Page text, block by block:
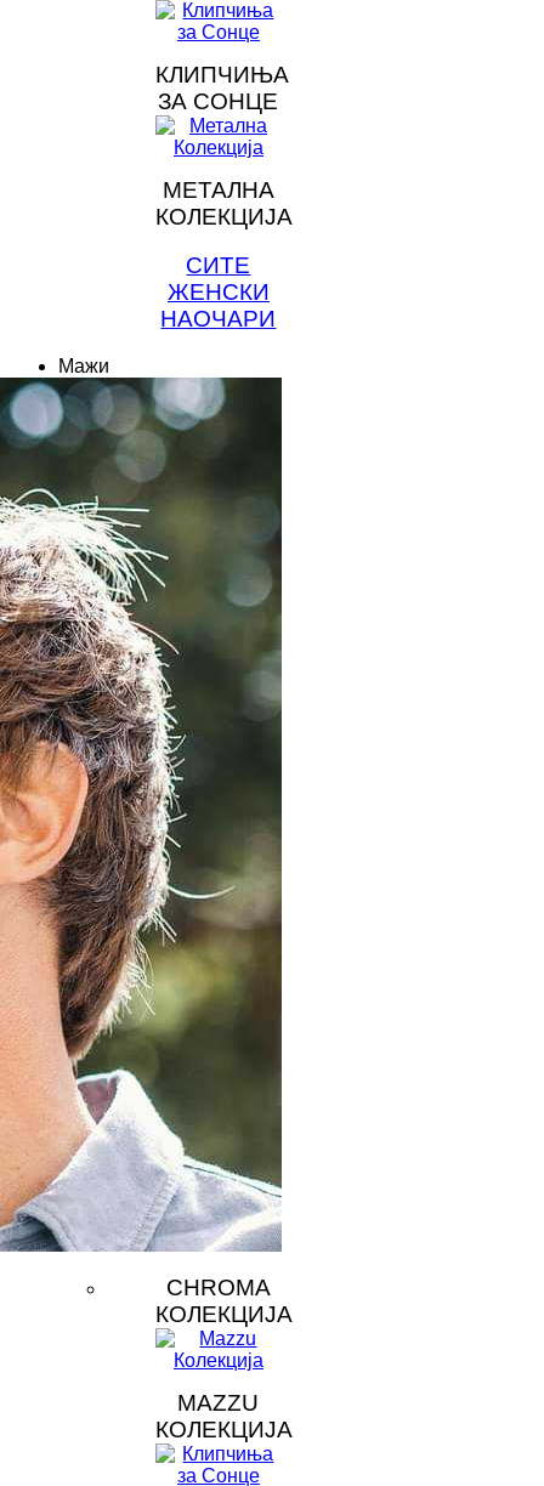
КЛИПЧИЊА
ЗА СОНЦЕ
МЕТАЛНА
КОЛЕКЦИЈА
СИТЕ
ЖЕНСКИ
НАОЧАРИ
Мажи
CHROMA
КОЛЕКЦИЈА
MAZZU
КОЛЕКЦИЈА